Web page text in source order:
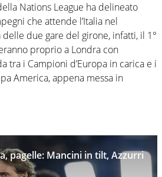
Nations League ha delineato
che attende l’Italia nel
due gare del girone, infatti, il 1°
proprio a Londra con
tra i Campioni d’Europa in carica e i
America, appena messa in
pagelle: Mancini in tilt, Azzurri